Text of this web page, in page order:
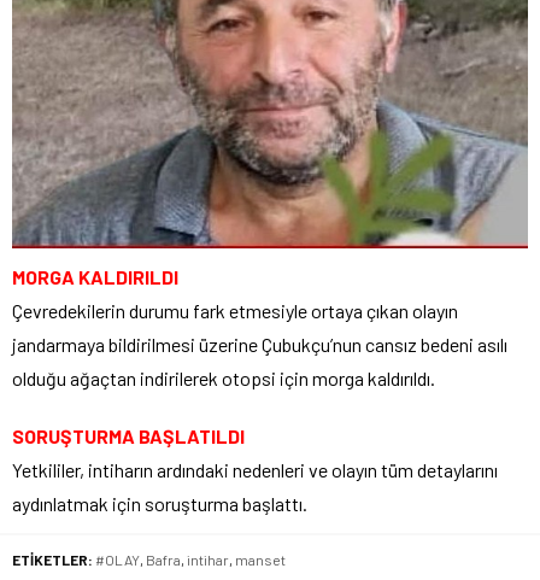
MORGA KALDIRILDI
Çevredekilerin durumu fark etmesiyle ortaya çıkan olayın
jandarmaya bildirilmesi üzerine Çubukçu’nun cansız bedeni asılı
olduğu ağaçtan indirilerek otopsi için morga kaldırıldı.
SORUŞTURMA BAŞLATILDI
Yetkililer, intiharın ardındaki nedenleri ve olayın tüm detaylarını
aydınlatmak için soruşturma başlattı.
ETİKETLER: #OLAY Bafra intihar manset